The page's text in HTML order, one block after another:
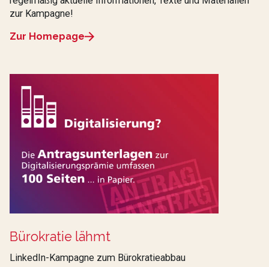
zur Kampagne!
Zur Homepage
Bürokratie lähmt
LinkedIn-Kampagne zum Bürokratieabbau